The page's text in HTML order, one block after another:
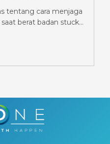
Simak Tipsnya
tentang cara menjaga
berat badan stuck